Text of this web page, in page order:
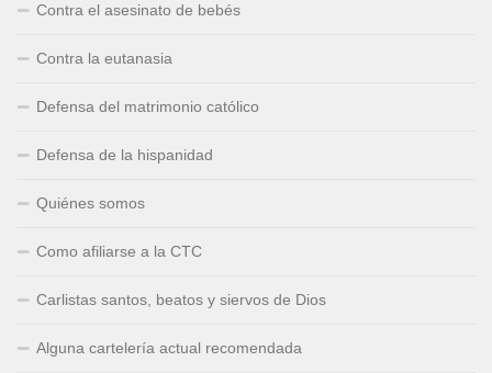
Contra el asesinato de bebés
Contra la eutanasia
Defensa del matrimonio católico
Defensa de la hispanidad
Quiénes somos
Como afiliarse a la CTC
Carlistas santos, beatos y siervos de Dios
Alguna cartelería actual recomendada